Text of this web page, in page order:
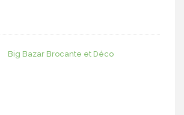
Big Bazar Brocante et Déco